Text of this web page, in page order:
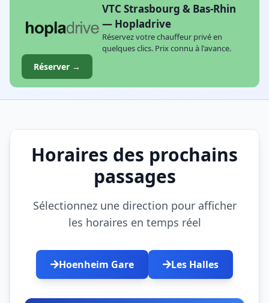
VTC Strasbourg & Bas-Rhin
— Hopladrive
Réservez votre chauffeur privé en
quelques clics. Prix connu à l'avance.
Réserver →
Horaires des prochains
passages
Sélectionnez une direction pour afficher
les horaires en temps réel
Hoenheim Gare Les Halles